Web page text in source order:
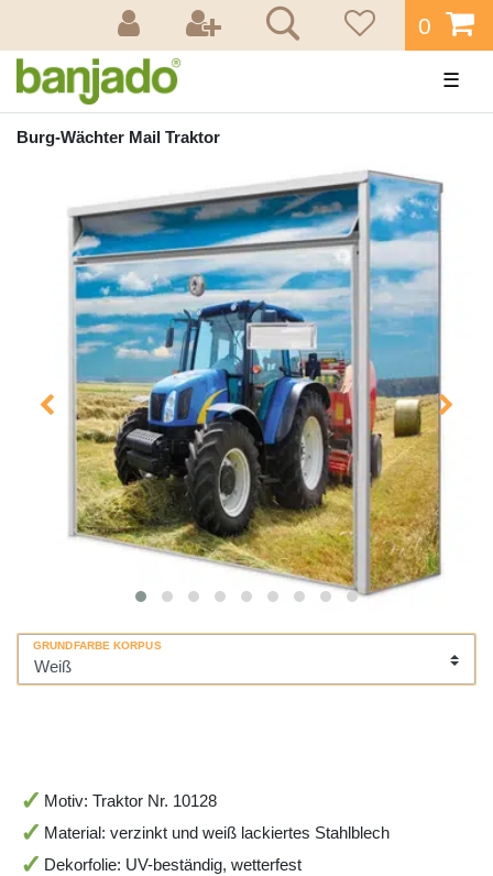
0
☰
Burg-Wächter Mail Traktor
GRUNDFARBE KORPUS
Motiv: Traktor Nr. 10128
Material: verzinkt und weiß lackiertes Stahlblech
Dekorfolie: UV-beständig, wetterfest